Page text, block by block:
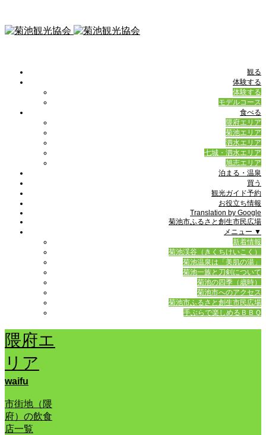
観る
体験する
体験する
モデルコース
食べる
隈府エリア
菊池エリア
泗水エリア
七城・泗水エリア
旭志エリア
泊まる・温泉
買う
観光ガイド予約
お役立ち情報
Translation by Google
菊池市ふるさと創生市民広場
メニュー ▼
新着情報
菊池渓谷（きくちけいこく）
菊池温泉は「美肌の湯」
菊池一族と刀剣について
菊池の四季（歳時）
菊池市へのアクセス
菊池市ふるさと創生市民広場
手ぶらで楽しめるＢＢＱ
隈府エ
リア
waifu
市街地（隈
府）の飲食
店一覧